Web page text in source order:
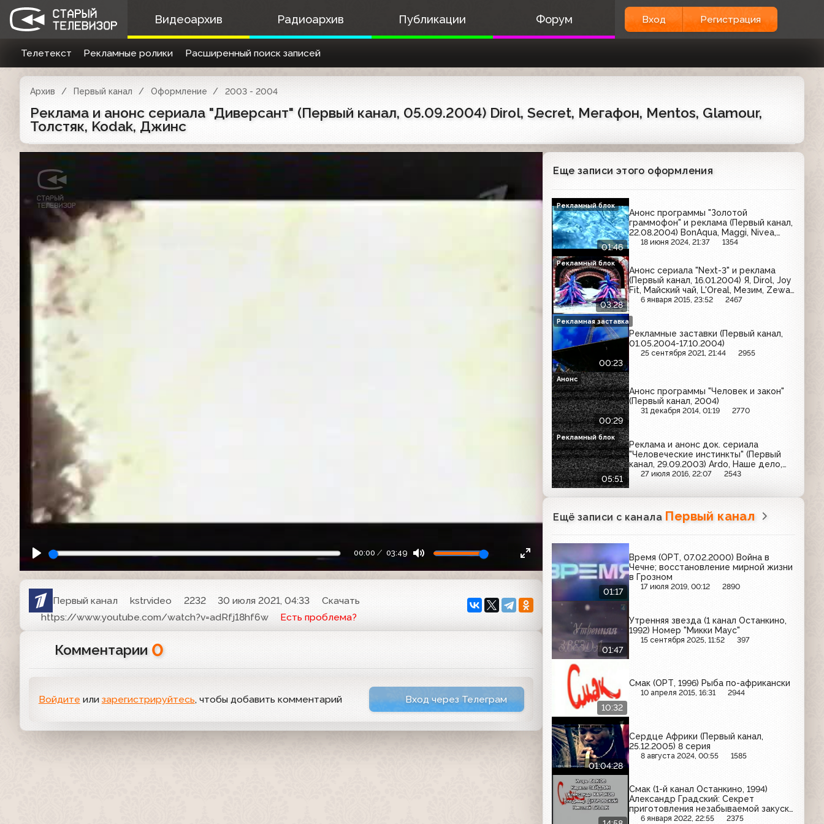
Видеоархив Радиоархив Публикации Форум Вход Регистрация
Телетекст Рекламные ролики Расширенный поиск записей
Архив Первый канал Оформление 2003 - 2004
Реклама и анонс сериала "Диверсант" (Первый канал, 05.09.2004) Dirol, Secret, Мегафон, Mentos, Glamour,
Толстяк, Kodak, Джинс
00:00 03:49
Первый канал kstrvideo 2232 30 июля 2021, 04:33
Скачать
https://www.youtube.com/watch?v=adRfj18hf6w
Есть проблема?
Комментарии 0
Войдите или зарегистрируйтесь, чтобы добавить комментарий Вход через Телеграм
Еще записи этого оформления
01:46
Анонс программы "Золотой
граммофон" и реклама (Первый канал,
22.08.2004) BonAqua, Maggi, Nivea,
Фенистил
18 июня 2024, 21:37 1354
Рекламный блок
03:28
Анонс сериала "Next-3" и реклама
(Первый канал, 16.01.2004) Я, Dirol, Joy
Fit, Майский чай, L'Oreal, Мезим, Zewa,
Знахарь, Samsung
6 января 2015, 23:52 2467
Рекламный блок
00:23
Рекламные заставки (Первый канал,
01.05.2004-17.10.2004)
25 сентября 2021, 21:44 2955
Рекламная заставка
00:29
Анонс программы "Человек и закон"
(Первый канал, 2004)
31 декабря 2014, 01:19 2770
Анонс
05:51
Реклама и анонс док. сериала
"Человеческие инстинкты" (Первый
канал, 29.09.2003) Ardo, Наше дело,
Росгосстрах, Пикадор, Nokia, Moulinex,
27 июля 2016, 22:07 2543
Рекламный блок
Ещё записи с канала Первый канал
01:17
Время (ОРТ, 07.02.2000) Война в
Чечне; восстановление мирной жизни
в Грозном
17 июля 2019, 00:12 2890
01:47
Утренняя звезда (1 канал Останкино,
1992) Номер "Микки Маус"
15 сентября 2025, 11:52 397
10:32
Смак (ОРТ, 1996) Рыба по-африкански
10 апреля 2015, 16:31 2944
01:04:28
Сердце Африки (Первый канал,
25.12.2005) 8 серия
8 августа 2024, 00:55 1585
Смак (1-й канал Останкино, 1994)
Александр Градский: Секрет
приготовления незабываемой закуски
из овощей
6 января 2022, 22:55 2375